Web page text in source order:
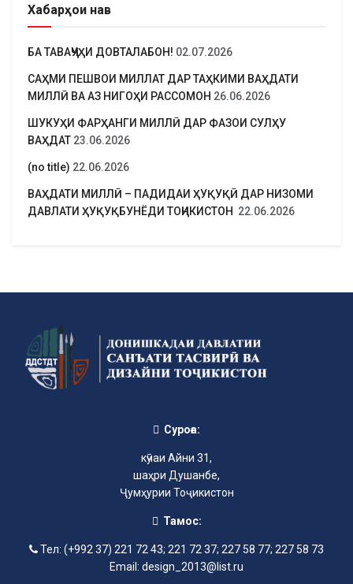
Хабарҳои нав
БА ТАВАҶҶУҲИ ДОВТАЛАБОН! 02.07.2026
САҲМИ ПЕШВОИ МИЛЛАТ ДАР ТАҲКИМИ ВАҲДАТИ
МИЛЛӢ ВА АЗ НИГОҲИ РАССОМОН 26.06.2026
ШУКУҲИ ФАРҲАНГИ МИЛЛӢ ДАР ФАЗОИ СУЛҲУ
ВАҲДАТ 23.06.2026
(no title) 22.06.2026
ВАҲДАТИ МИЛЛӢ – ПАДИДАИ ҲУҚУҚӢ ДАР НИЗОМИ
ДАВЛАТИ ҲУҚУҚБУНЁДИ ТОҶИКИСТОН 22.06.2026
Суроға:
кӯчаи Айни 31,
шаҳри Душанбе,
Ҷумҳурии Тоҷикистон
Тамос:
Тел: (+992 37) 221 72 43; 221 72 37; 227 58 77; 227 58 73
Email: design_2013@list.ru